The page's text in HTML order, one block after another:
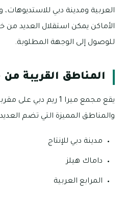
العربية ومدينة دبي
الأماكن يمكن استقلال العديد من
للوصول إلى الوجهة المطلوبة.
المناطق القريبة من ميرا 1
يقع مجمع ميرا 1 ريم
والمناطق المميزة التي تضم
مدينة دبي للإنتاج
داماك هيلز
المرابع العربية